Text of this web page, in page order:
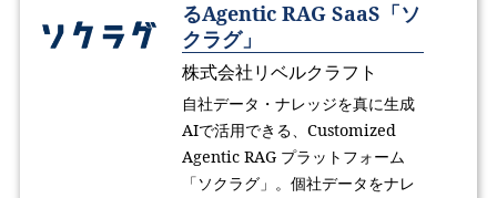
るAgentic RAG SaaS「ソ
クラグ」
株式会社リベルクラフト
自社データ・ナレッジを真に生成
AIで活用できる、Customized
Agentic RAG プラットフォーム
「ソクラグ」。個社データをナレ